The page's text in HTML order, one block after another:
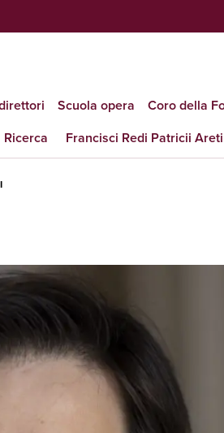
Scuola opera Coro della
Ricerca Francisci Redi Patricii